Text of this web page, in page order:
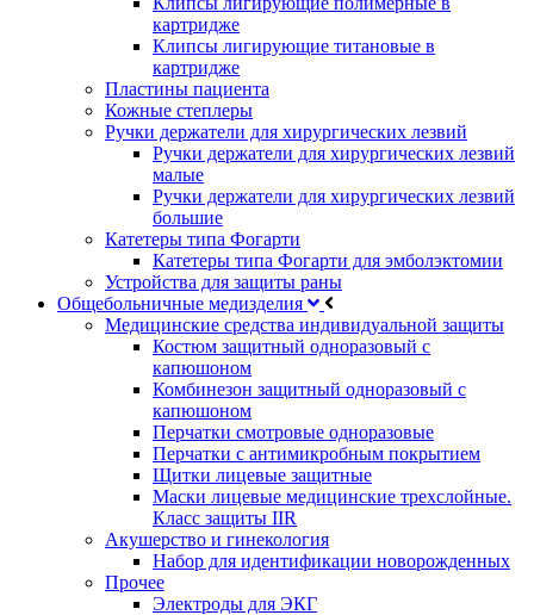
картридже
Клипсы лигирующие титановые в
картридже
Пластины пациента
Кожные степлеры
Ручки держатели для хирургических лезвий
Ручки держатели для хирургических лезвий
малые
Ручки держатели для хирургических лезвий
большие
Катетеры типа Фогарти
Катетеры типа Фогарти для эмболэктомии
Устройства для защиты раны
Общебольничные медизделия
Медицинские средства индивидуальной защиты
Костюм защитный одноразовый с
капюшоном
Комбинезон защитный одноразовый с
капюшоном
Перчатки смотровые одноразовые
Перчатки с антимикробным покрытием
Щитки лицевые защитные
Маски лицевые медицинские трехслойные.
Класс защиты IIR
Акушерство и гинекология
Набор для идентификации новорожденных
Прочее
Электроды для ЭКГ